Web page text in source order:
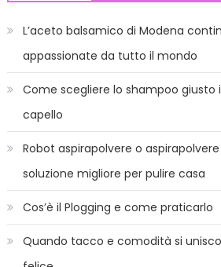
L’aceto balsamico di Modena
appassionate da tutto il mondo
Come scegliere lo shampoo giusto
capello
Robot aspirapolvere o
soluzione migliore per pulire casa
Cos’è il Plogging e come praticarlo
Quando tacco e comodità si